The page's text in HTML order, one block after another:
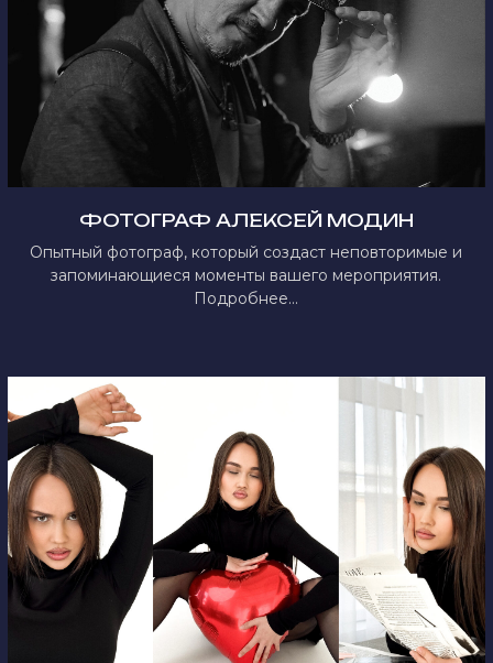
ФОТОГРАФ АЛЕКСЕЙ МОДИН
Опытный фотограф, который создаст неповторимые и
запоминающиеся моменты вашего мероприятия.
Подробнее...